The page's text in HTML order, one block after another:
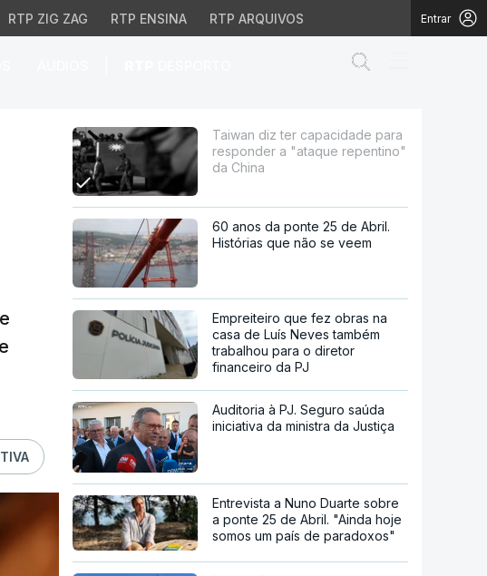
RTP ZIG ZAG RTP ENSINA RTP ARQUIVOS Entrar
a "ataque repentino"
Taiwan diz ter capacidade para
responder a "ataque repentino"
da China
60 anos da ponte 25 de Abril.
Histórias que não se veem
Empreiteiro que fez obras na
casa de Luís Neves também
trabalhou para o diretor
financeiro da PJ
Auditoria à PJ. Seguro saúda
iniciativa da ministra da Justiça
Entrevista a Nuno Duarte sobre
a ponte 25 de Abril. "Ainda hoje
somos um país de paradoxos"